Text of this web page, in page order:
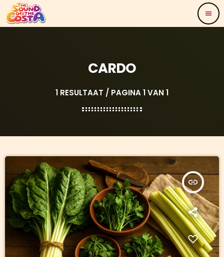
menu
CARDO
1 RESULTAAT / PAGINA 1 VAN 1
insert_link